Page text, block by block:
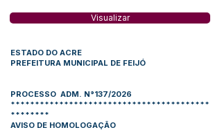
Visualizar
ESTADO DO ACRE
PREFEITURA MUNICIPAL DE FEIJÓ
PROCESSO ADM. N°137/2026
*****************************************
********
AVISO DE HOMOLOGAÇÃO